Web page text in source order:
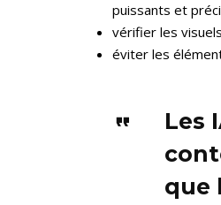
puissants et
vérifier les
éviter les
Les
que